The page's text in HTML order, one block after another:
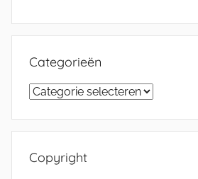
Categorieën
Categorieën
Copyright